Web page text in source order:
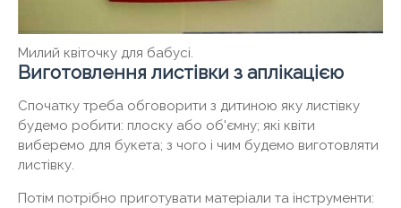
Милий квіточку для бабусі.
Виготовлення листівки з аплікацією
Спочатку треба обговорити з дитиною яку листівку
будемо робити: плоску або об'ємну; які квіти
виберемо для букета; з чого і чим будемо виготовляти
листівку.
Потім потрібно приготувати матеріали та інструменти: